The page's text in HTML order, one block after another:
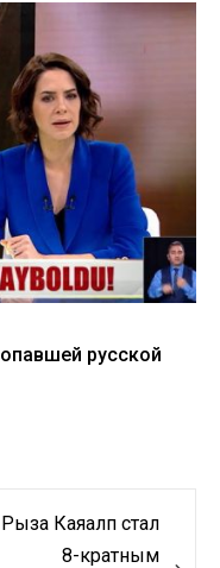
русской
Рыза Каяалп стал
8-кратным